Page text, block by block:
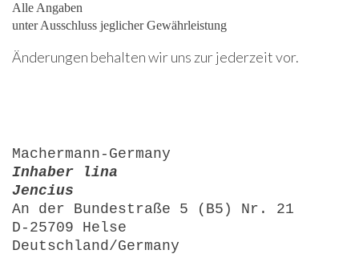
Alle Angaben
unter Ausschluss jeglicher Gewährleistung
Änderungen behalten wir uns zur jederzeit vor.
Machermann-Germany
Inhaber lina
Jencius
An der Bundestraße 5 (B5) Nr. 21
D-25709 Helse
Deutschland/Germany